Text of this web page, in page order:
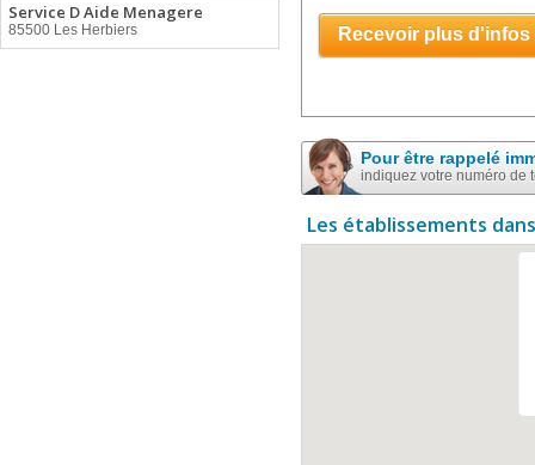
Service D Aide Menagere
85500 Les Herbiers Recevoir plus d'infos
Pour être rappelé
indiquez votre numéro de
Les établissements